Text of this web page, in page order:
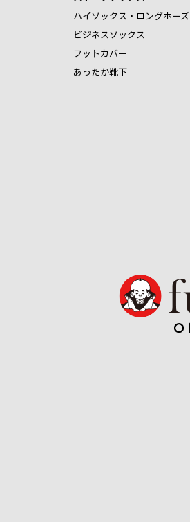
ハイソックス・ロングホーズ
ビジネスソックス
フットカバー
あったか靴下